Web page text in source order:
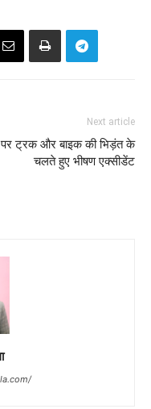
Next article
पर ट्रक और बाइक की भिड़ंत के
चलते हुए भीषण एक्सीडेंट